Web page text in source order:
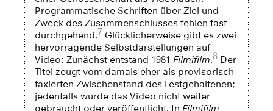
Programmatische Schriften über Ziel und
Zweck des Zusammenschlusses fehlen fast
durchgehend.7 Glücklicherweise gibt es zwei
hervorragende Selbstdarstellungen auf
Video: Zunächst entstand 1981 Filmifilm.8Der
Titel zeugt vom damals eher als provisorisch
taxierten Zwischenstand des Festgehaltenen;
jedenfalls wurde das Video nicht weiter
gebraucht oder veröffentlicht. In Filmifilm